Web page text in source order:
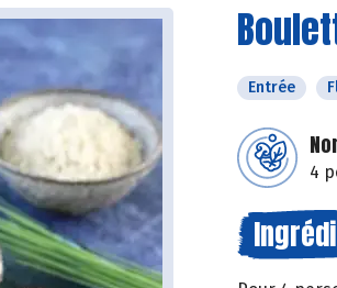
Entrée
4